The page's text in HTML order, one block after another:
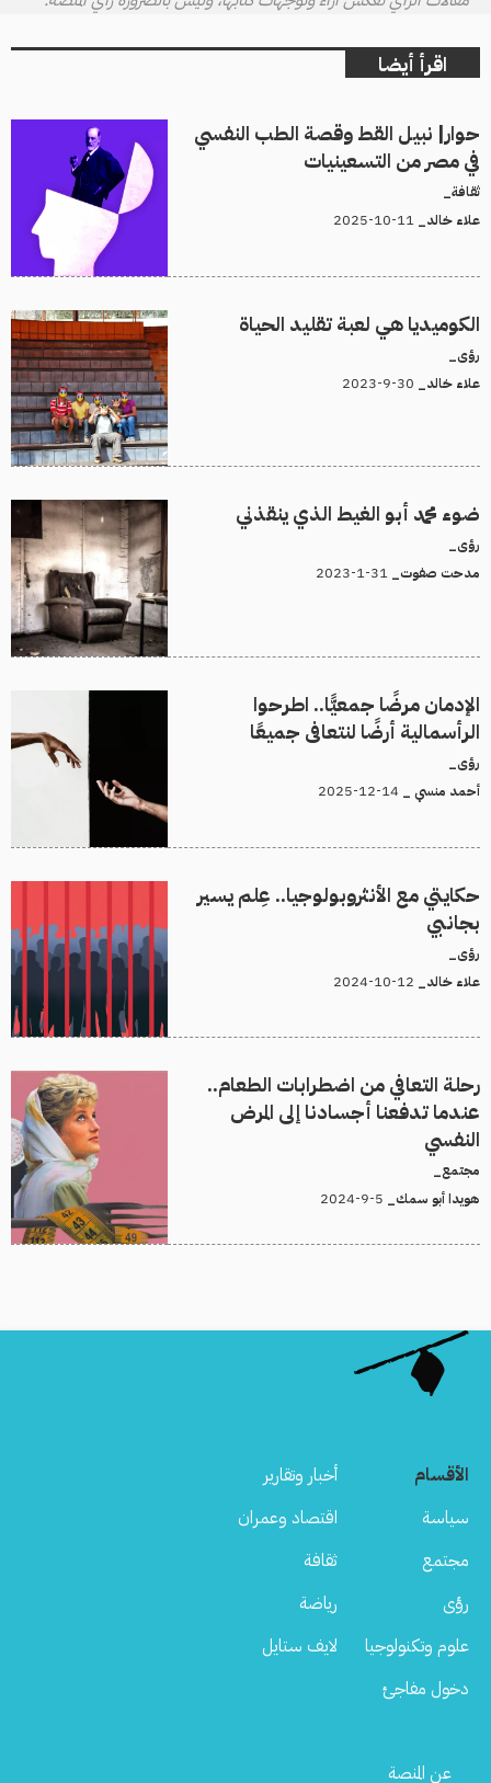
اقرأ أيضا
حوار| نبيل القط وقصة الطب النفسي
في مصر من التسعينيات
ثقافة_
علاء خالد_
الكوميديا هي لعبة تقليد الحياة
رؤى_
علاء خالد_
ضوء محمد أبو الغيط الذي ينقذني
رؤى_
مدحت صفوت_
الإدمان مرضًا جمعيًّا.. اطرحوا
الرأسمالية أرضًا لنتعافى جميعًا
رؤى_
أحمد منسي _
حكايتي مع الأنثروبولوجيا.. عِلم يسير
بجانبي
رؤى_
علاء خالد_
رحلة التعافي من اضطرابات الطعام..
عندما تدفعنا أجسادنا إلى المرض
النفسي
مجتمع_
هويدا أبو سمك_
الأقسام
أخبار وتقارير
سياسة
اقتصاد وعمران
مجتمع
ثقافة
رؤى
رياضة
علوم وتكنولوجيا
لايف ستايل
دخول مفاجئ
Footer
عن المنصة